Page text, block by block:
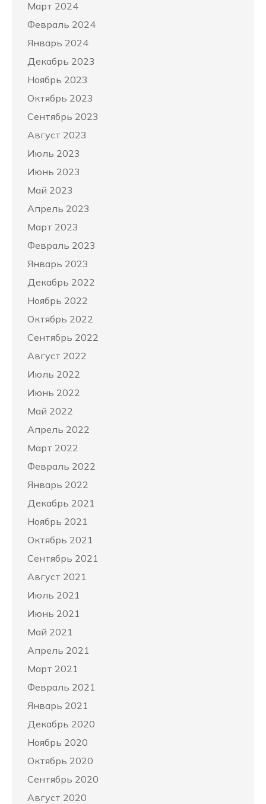
Март 2024
Февраль 2024
Январь 2024
Декабрь 2023
Ноябрь 2023
Октябрь 2023
Сентябрь 2023
Август 2023
Июль 2023
Июнь 2023
Май 2023
Апрель 2023
Март 2023
Февраль 2023
Январь 2023
Декабрь 2022
Ноябрь 2022
Октябрь 2022
Сентябрь 2022
Август 2022
Июль 2022
Июнь 2022
Май 2022
Апрель 2022
Март 2022
Февраль 2022
Январь 2022
Декабрь 2021
Ноябрь 2021
Октябрь 2021
Сентябрь 2021
Август 2021
Июль 2021
Июнь 2021
Май 2021
Апрель 2021
Март 2021
Февраль 2021
Январь 2021
Декабрь 2020
Ноябрь 2020
Октябрь 2020
Сентябрь 2020
Август 2020